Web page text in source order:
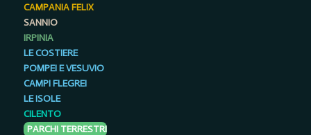
CAMPANIA FELIX
SANNIO
IRPINIA
LE COSTIERE
POMPEI E VESUVIO
CAMPI FLEGREI
LE ISOLE
CILENTO
PARCHI TERRESTRI